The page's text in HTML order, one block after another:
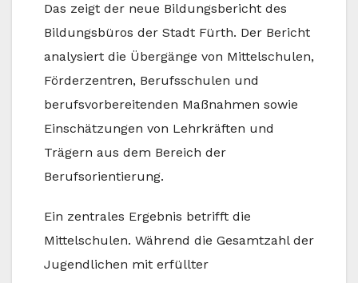
Das zeigt der neue Bildungsbericht des
Bildungsbüros der Stadt Fürth. Der Bericht
analysiert die Übergänge von Mittelschulen,
Förderzentren, Berufsschulen und
berufsvorbereitenden Maßnahmen sowie
Einschätzungen von Lehrkräften und
Trägern aus dem Bereich der
Berufsorientierung.
Ein zentrales Ergebnis betrifft die
Mittelschulen. Während die Gesamtzahl der
Jugendlichen mit erfüllter